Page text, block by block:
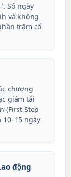
Số ngày
và không
trăm cố
chương
giảm tái
(First Step
10–15 ngày
động